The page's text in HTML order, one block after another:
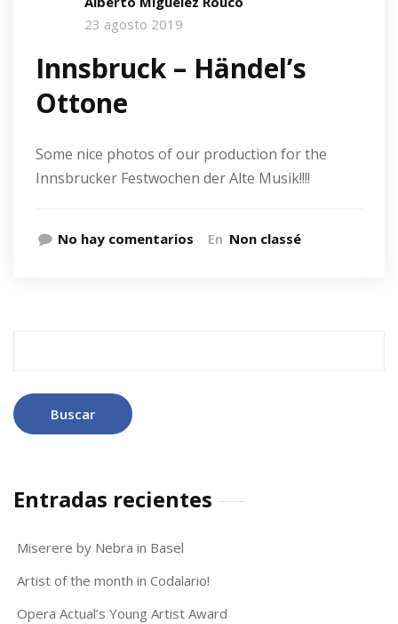
23 agosto 2019
Innsbruck – Händel’s
Ottone
Some nice photos of our production for the
Innsbrucker Festwochen der Alte Musik!!!!
No hay comentarios En Non classé
Entradas recientes
Miserere by Nebra in Basel
Artist of the month in Codalario!
Opera Actual’s Young Artist Award